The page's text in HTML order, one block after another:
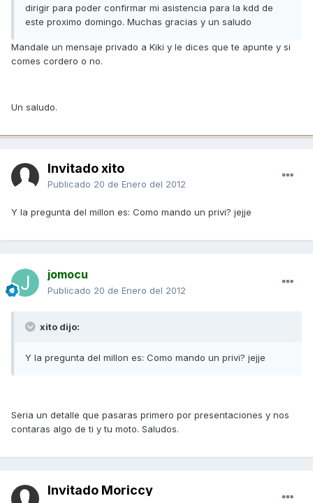
dirigir para poder confirmar mi asistencia para la kdd de
este proximo domingo. Muchas gracias y un saludo
Mandale un mensaje privado a Kiki y le dices que te apunte y si
comes cordero o no.
Un saludo.
Invitado xito
Publicado 20 de Enero del 2012
Y la pregunta del millon es: Como mando un privi? jejje
jomocu
Publicado 20 de Enero del 2012
xito dijo:
Y la pregunta del millon es: Como mando un privi? jejje
Seria un detalle que pasaras primero por presentaciones y nos
contaras algo de ti y tu moto. Saludos.
Invitado Moriccy